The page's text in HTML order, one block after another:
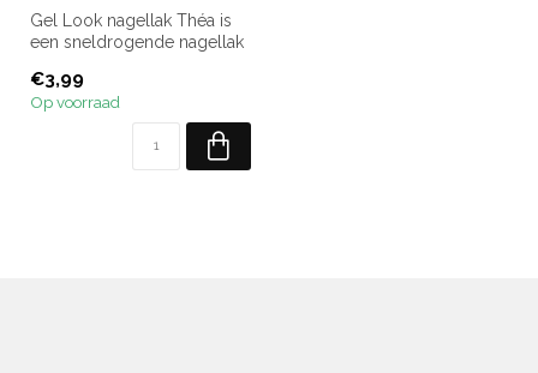
Gel Look nagellak Théa is
een sneldrogende nagellak
Ben je op zoek ...
€3,99
Op voorraad